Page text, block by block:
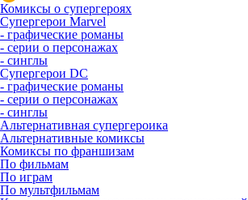
Комиксы о супергероях
Супергерои Marvel
- графические романы
- серии о персонажах
- синглы
Супергерои DC
- графические романы
- серии о персонажах
- синглы
Альтернативная супергероика
Альтернативные комиксы
Комиксы по франшизам
По фильмам
По играм
По мультфильмам